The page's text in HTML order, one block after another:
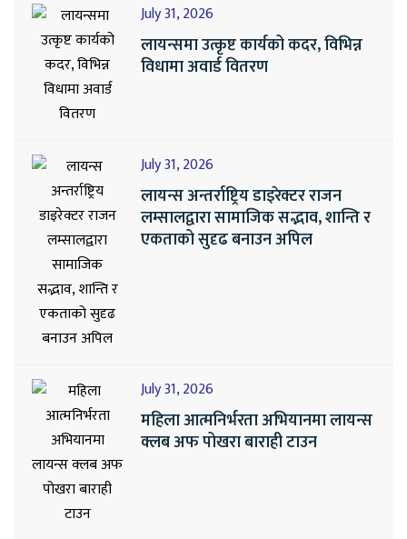
July 31, 2026
लायन्समा उत्कृष्ट कार्यको कदर, विभिन्न
विधामा अवार्ड वितरण
July 31, 2026
लायन्स अन्तर्राष्ट्रिय डाइरेक्टर राजन
लम्सालद्वारा सामाजिक सद्भाव, शान्ति र
एकताको सुदृढ बनाउन अपिल
July 31, 2026
महिला आत्मनिर्भरता अभियानमा लायन्स
क्लब अफ पोखरा बाराही टाउन